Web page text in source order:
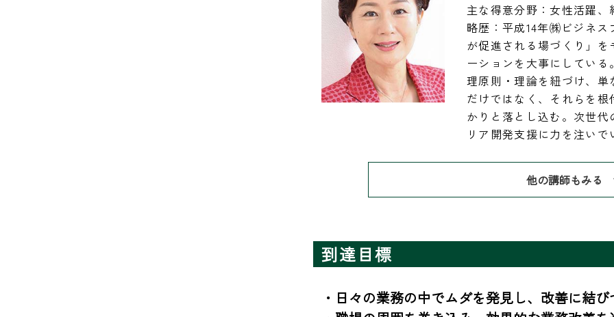
主な得意分野：女性活躍
略歴：平成14年㈱ビジネ
が促進される場づくり」
ーションを大事にしてい
理原則・理論を紐づけ、
だけではなく、それらを
かりと落とし込む。次世
リア開発支援に力を注いで
他の講師もみる
到達目標
・日々の業務の中でムダを発見し、改善に結